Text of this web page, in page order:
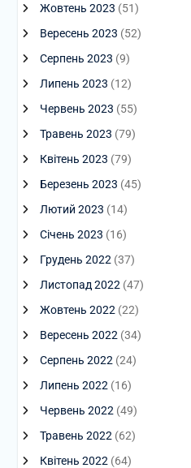
Жовтень 2023 (51)
Вересень 2023 (52)
Серпень 2023 (9)
Липень 2023 (12)
Червень 2023 (55)
Травень 2023 (79)
Квітень 2023 (79)
Березень 2023 (45)
Лютий 2023 (14)
Січень 2023 (16)
Грудень 2022 (37)
Листопад 2022 (47)
Жовтень 2022 (22)
Вересень 2022 (34)
Серпень 2022 (24)
Липень 2022 (16)
Червень 2022 (49)
Травень 2022 (62)
Квітень 2022 (64)